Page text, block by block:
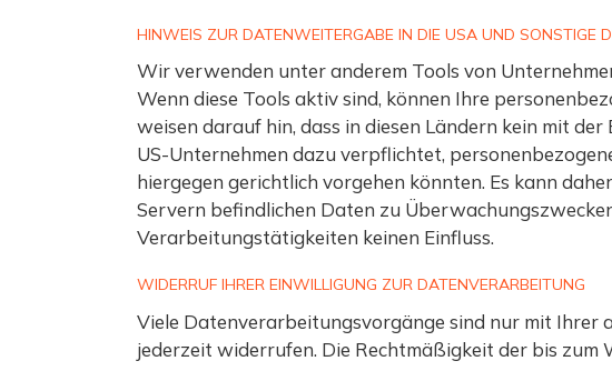
HINWEIS ZUR DATENWEITERGABE IN DIE USA UND SONSTIGE
Wir verwenden unter anderem Tools von
Wenn diese Tools aktiv sind, können Ihre
weisen darauf hin, dass in diesen Ländern kein mit
US-Unternehmen dazu verpflichtet,
hiergegen gerichtlich vorgehen könnten. Es kann
Servern befindlichen Daten zu
Verarbeitungstätigkeiten keinen Einfluss.
WIDERRUF IHRER EINWILLIGUNG ZUR DATENVERARBEITUNG
Viele Datenverarbeitungsvorgänge sind nur mit Ihrer
jederzeit widerrufen. Die Rechtmäßigkeit der bis